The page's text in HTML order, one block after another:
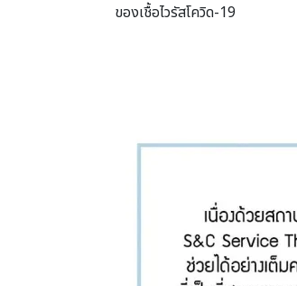
ของเชื้อไวรัสโควิด-19